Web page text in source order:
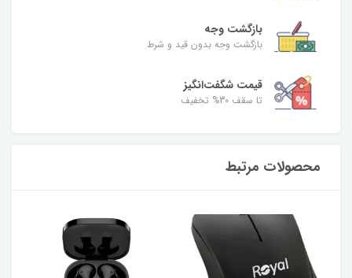
بازگشت وجه
بازگشت وجه بدون قید و شرط
قیمت شگفت‌انگیز
تا سقف 30% تخفیف
محصولات مرتبط